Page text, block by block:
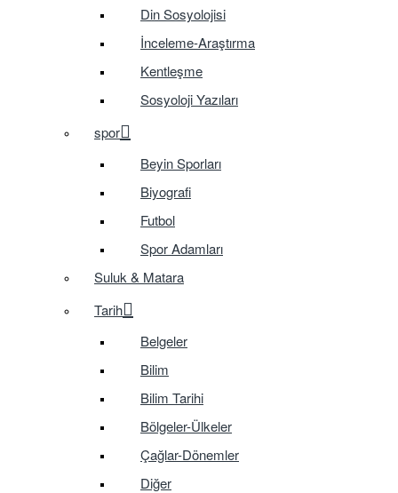
Din Sosyolojisi
İnceleme-Araştırma
Kentleşme
Sosyoloji Yazıları
spor
Beyin Sporları
Biyografi
Futbol
Spor Adamları
Suluk & Matara
Tarih
Belgeler
Bilim
Bilim Tarihi
Bölgeler-Ülkeler
Çağlar-Dönemler
Diğer